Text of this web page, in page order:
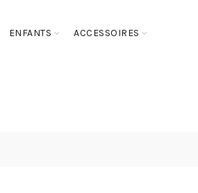
ENFANTS ACCESSOIRES